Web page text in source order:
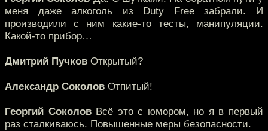
меня даже алкоголь из Duty Free забрали. И
производили с ним какие-то тесты, манипуляции.
Какой-то прибор…
Дмитрий Пучков Открытый?
Александр Соколов Отпитый!
Георгий СоколовВсё это с юмором, но я в первый
раз сталкиваюсь. Повышенные меры безопасности.